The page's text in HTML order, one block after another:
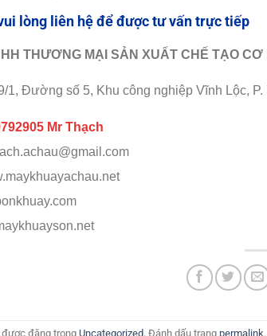
ui lòng liên hệ để được tư vấn trực tiếp
THƯƠNG MẠI SẢN XUẤT CHẾ TẠO
1, Đường số 5, Khu công nghiệp Vĩnh Lộc,
Mr Thạch
đăng trong Uncategorized. Đánh dấu trang permalink.